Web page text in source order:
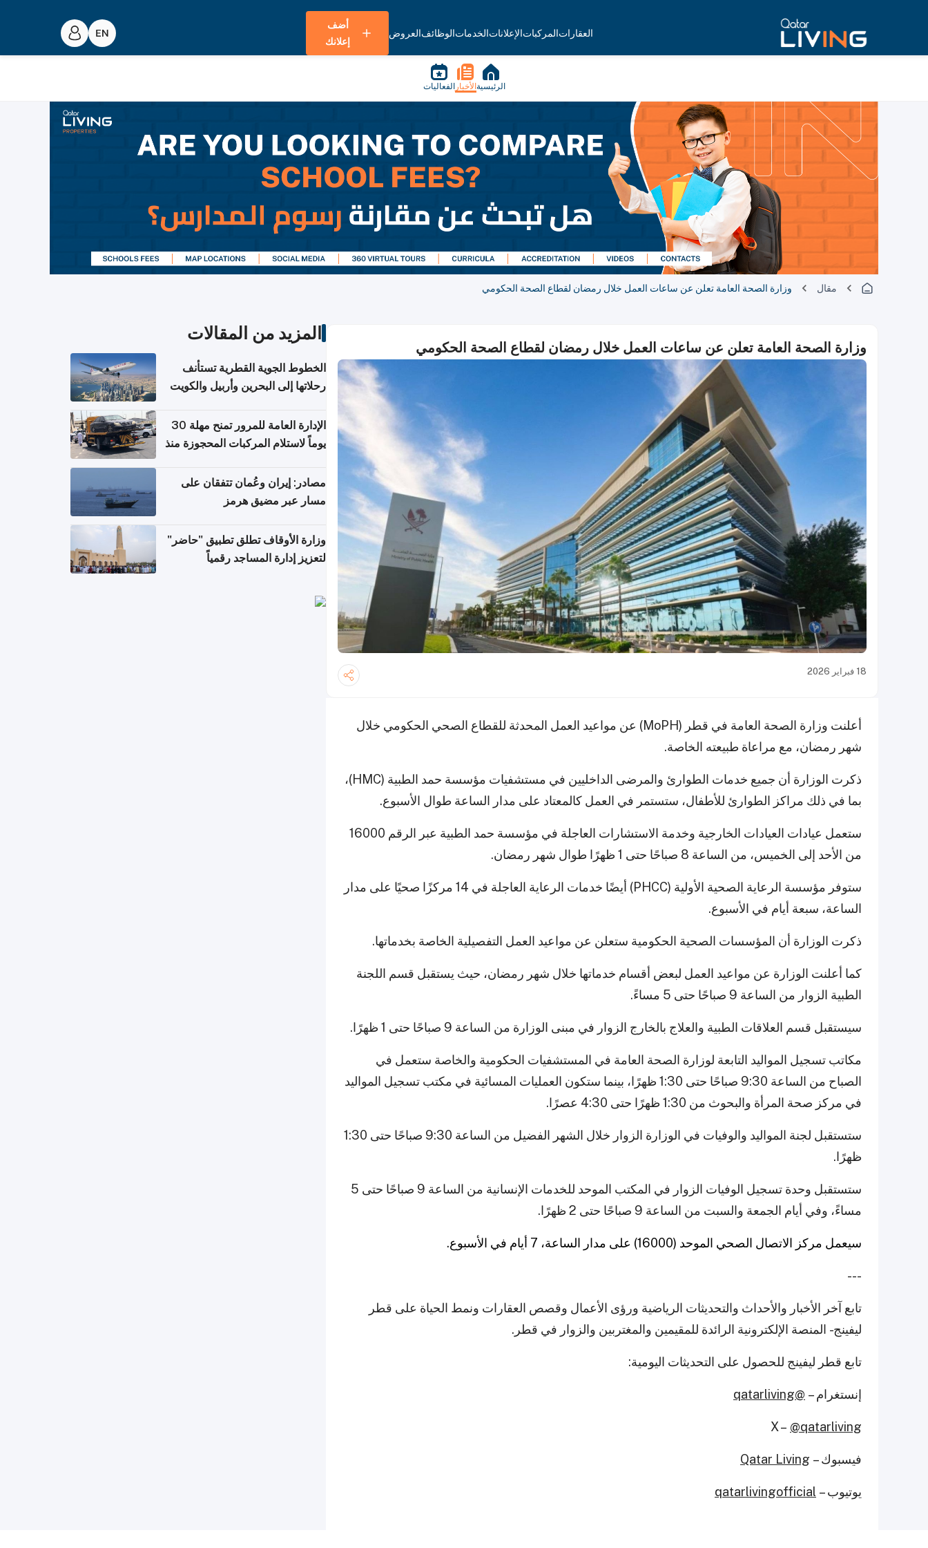
العقاراتالمركباتالإعلاناتالخدماتالوظائفالعروض
أضف
إعلانك
الرئيسية الأخبار الفعاليات
مقال وزارة الصحة العامة تعلن عن ساعات العمل خلال رمضان لقطاع الصحة الحكومي
وزارة الصحة العامة تعلن عن ساعات العمل خلال رمضان لقطاع الصحة الحكومي
18 فبراير 2026
أعلنت وزارة الصحة العامة في قطر (MoPH) عن مواعيد العمل المحدثة للقطاع الصحي الحكومي خلال
شهر رمضان، مع مراعاة طبيعته الخاصة.
ذكرت الوزارة أن جميع خدمات الطوارئ والمرضى الداخليين في مستشفيات مؤسسة حمد الطبية (HMC)،
بما في ذلك مراكز الطوارئ للأطفال، ستستمر في العمل كالمعتاد على مدار الساعة طوال الأسبوع.
ستعمل عيادات العيادات الخارجية وخدمة الاستشارات العاجلة في مؤسسة حمد الطبية عبر الرقم 16000
من الأحد إلى الخميس، من الساعة 8 صباحًا حتى 1 ظهرًا طوال شهر رمضان.
ستوفر مؤسسة الرعاية الصحية الأولية (PHCC) أيضًا خدمات الرعاية العاجلة في 14 مركزًا صحيًا على مدار
الساعة، سبعة أيام في الأسبوع.
ذكرت الوزارة أن المؤسسات الصحية الحكومية ستعلن عن مواعيد العمل التفصيلية الخاصة بخدماتها.
كما أعلنت الوزارة عن مواعيد العمل لبعض أقسام خدماتها خلال شهر رمضان، حيث يستقبل قسم اللجنة
الطبية الزوار من الساعة 9 صباحًا حتى 5 مساءً.
سيستقبل قسم العلاقات الطبية والعلاج بالخارج الزوار في مبنى الوزارة من الساعة 9 صباحًا حتى 1 ظهرًا.
مكاتب تسجيل المواليد التابعة لوزارة الصحة العامة في المستشفيات الحكومية والخاصة ستعمل في
الصباح من الساعة 9:30 صباحًا حتى 1:30 ظهرًا، بينما ستكون العمليات المسائية في مكتب تسجيل المواليد
في مركز صحة المرأة والبحوث من 1:30 ظهرًا حتى 4:30 عصرًا.
ستستقبل لجنة المواليد والوفيات في الوزارة الزوار خلال الشهر الفضيل من الساعة 9:30 صباحًا حتى 1:30
ظهرًا.
ستستقبل وحدة تسجيل الوفيات الزوار في المكتب الموحد للخدمات الإنسانية من الساعة 9 صباحًا حتى 5
مساءً، وفي أيام الجمعة والسبت من الساعة 9 صباحًا حتى 2 ظهرًا.
سيعمل مركز الاتصال الصحي الموحد (16000) على مدار الساعة، 7 أيام في الأسبوع.
---
تابع آخر الأخبار والأحداث والتحديثات الرياضية ورؤى الأعمال وقصص العقارات ونمط الحياة على قطر
ليفينج - المنصة الإلكترونية الرائدة للمقيمين والمغتربين والزوار في قطر.
تابع قطر ليفينج للحصول على التحديثات اليومية:
إنستغرام – @qatarliving
X – @qatarliving
فيسبوك – Qatar Living
يوتيوب – qatarlivingofficial
المزيد من المقالات
الخطوط الجوية القطرية تستأنف
رحلاتها إلى البحرين وأربيل والكويت
الإدارة العامة للمرور تمنح مهلة 30
يوماً لاستلام المركبات المحجوزة منذ
مصادر: إيران وعُمان تتفقان على
مسار عبر مضيق هرمز
وزارة الأوقاف تطلق تطبيق "حاضر"
لتعزيز إدارة المساجد رقمياً